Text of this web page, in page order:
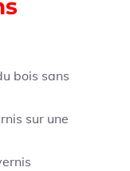
bois sans
sur une